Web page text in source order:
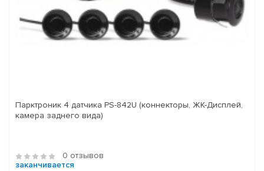
Парктроник 4 датчика PS-842U (коннекторы, ЖК-Дисплей,
камера заднего вида)
0 отзывов
заканчивается